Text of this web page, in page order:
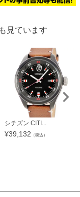
見ています
シチズン CITI...
¥39,132 （税込）